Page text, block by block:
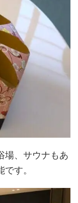
場、サウナもあ
す。